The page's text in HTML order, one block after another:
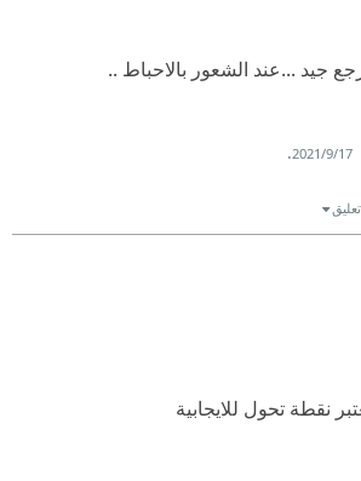
جيد ...عند الشعور بالاحباط ..
17‏/9‏/2021
.
نقطة تحول للايجابية